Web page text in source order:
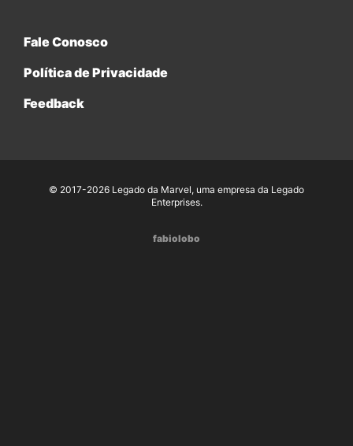
Fale Conosco
Política de Privacidade
Feedback
© 2017-2026 Legado da Marvel, uma empresa da Legado
Enterprises.
fabiolobo